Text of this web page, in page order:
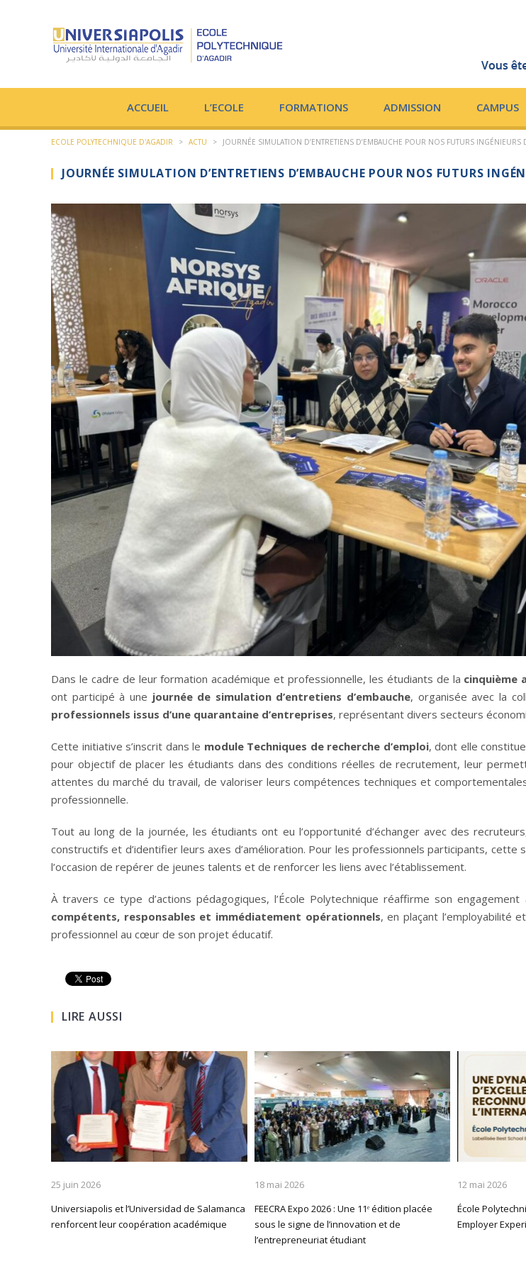
ACCUEIL L’ECOLE FORMATIONS ADMISSION CAMPUS
ECOLE POLYTECHNIQUE D'AGADIR > ACTU > JOURNÉE SIMULATION D’ENTRETIENS D’EMBAUCHE POUR NOS FUTURS INGÉNIEURS
JOURNÉE SIMULATION D’ENTRETIENS D’EMBAUCHE POUR NOS FUTURS
Dans le cadre de leur formation académique et professionnelle, les étudiants de la cinquième
ont participé à une journée de simulation d’entretiens d’embauche, organisée avec la
professionnels issus d’une quarantaine d’entreprises, représentant divers secteurs
Cette initiative s’inscrit dans le module Techniques de recherche d’emploi, dont elle constitue
pour objectif de placer les étudiants dans des conditions réelles de recrutement, leur
attentes du marché du travail, de valoriser leurs compétences techniques et
professionnelle.
Tout au long de la journée, les étudiants ont eu l’opportunité d’échanger avec des
constructifs et d’identifier leurs axes d’amélioration. Pour les professionnels participants, cette
l’occasion de repérer de jeunes talents et de renforcer les liens avec l’établissement.
À travers ce type d’actions pédagogiques, l’École Polytechnique réaffirme son
compétents, responsables et immédiatement opérationnels, en plaçant l’employabilité
professionnel au cœur de son projet éducatif.
LIRE AUSSI
25 juin 2026
Universiapolis et l’Universidad de Salamanca
renforcent leur coopération académique
18 mai 2026
FEECRA Expo 2026 : Une 11ᵉ édition placée
sous le signe de l’innovation et de
l’entrepreneuriat étudiant
12 mai 2026
École
Employer